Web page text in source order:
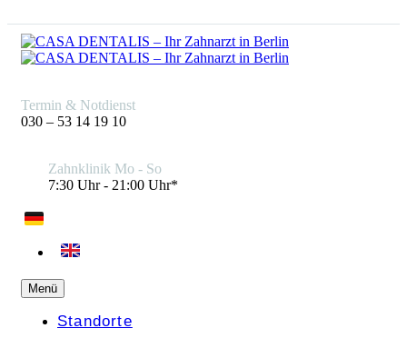
Termin & Notdienst
030 – 53 14 19 10
Zahnklinik Mo - So
7:30 Uhr - 21:00 Uhr*
Menü
Standorte